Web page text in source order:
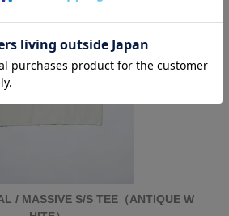
/ MASSIVE S/S TEE（ANTIQUE W